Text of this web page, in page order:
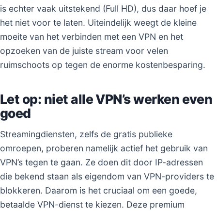
is echter vaak uitstekend (Full HD), dus daar hoef je
het niet voor te laten. Uiteindelijk weegt de kleine
moeite van het verbinden met een VPN en het
opzoeken van de juiste stream voor velen
ruimschoots op tegen de enorme kostenbesparing.
Let op: niet alle VPN’s werken even
goed
Streamingdiensten, zelfs de gratis publieke
omroepen, proberen namelijk actief het gebruik van
VPN’s tegen te gaan. Ze doen dit door IP-adressen
die bekend staan als eigendom van VPN-providers te
blokkeren. Daarom is het cruciaal om een goede,
betaalde VPN-dienst te kiezen. Deze premium